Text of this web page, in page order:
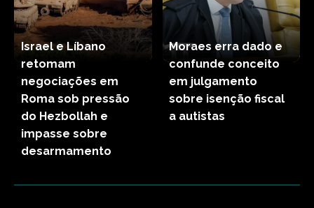
Israel e Líbano
retomam
negociações em
Roma sob pressão
do Hezbollah e
impasse sobre
desarmamento
Moraes erra dado e
confunde conceito
em julgamento
sobre isenção fiscal
a autistas